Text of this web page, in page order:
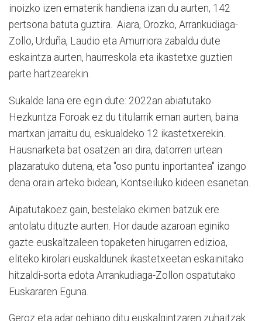
inoizko izen ematerik handiena izan du aurten, 142
pertsona batuta guztira. Aiara, Orozko, Arrankudiaga-
Zollo, Urduña, Laudio eta Amurriora zabaldu dute
eskaintza aurten, haurreskola eta ikastetxe guztien
parte hartzearekin.
Sukalde lana ere egin dute: 2022an abiatutako
Hezkuntza Foroak ez du titularrik eman aurten, baina
martxan jarraitu du, eskualdeko 12 ikastetxerekin.
Hausnarketa bat osatzen ari dira, datorren urtean
plazaratuko dutena, eta "oso puntu inportantea" izango
dena orain arteko bidean, Kontseiluko kideen esanetan.
Aipatutakoez gain, bestelako ekimen batzuk ere
antolatu dituzte aurten. Hor daude azaroan eginiko
gazte euskaltzaleen topaketen hirugarren edizioa,
eliteko kirolari euskaldunek ikastetxeetan eskainitako
hitzaldi-sorta edota Arrankudiaga-Zollon ospatutako
Euskararen Eguna.
Geroz eta adar gehiago ditu euskalgintzaren zuhaitzak